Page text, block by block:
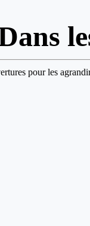
pour les